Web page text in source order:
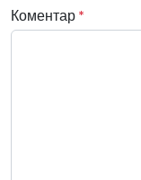
Коментар *